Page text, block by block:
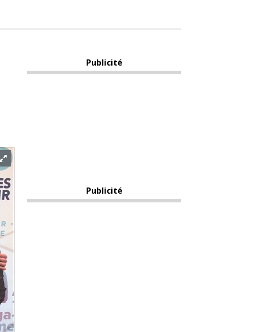
Publicité
Publicité